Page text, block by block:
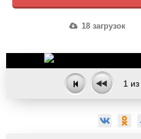
18 загрузок
1 из